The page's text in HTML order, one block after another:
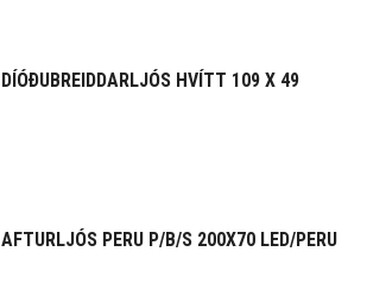
DÍÓÐUBREIDDARLJÓS HVÍTT 109 X 49
AFTURLJÓS PERU P/B/S 200X70 LED/PERU